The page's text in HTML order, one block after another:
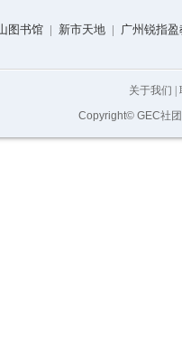
图书馆 | 新市天地 | 广州锐指
关于我们 |
Copyright© GEC社